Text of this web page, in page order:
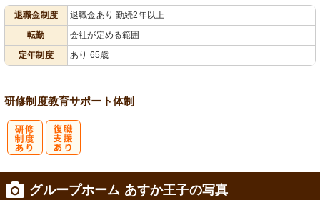
退職金制度
退職金あり 勤続2年以上
転勤
会社が定める範囲
定年制度
あり 65歳
研修制度教育サポート体制
グループホーム あすか王子の写真